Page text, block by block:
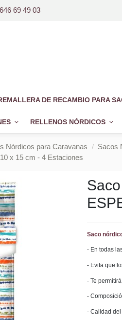
69 49 03
DE RECAMBIO PARA
RELLENOS NÓRDICOS
Nórdicos para Caravanas Sacos
x 15 cm - 4 Estaciones
Saco
- En todas
- Evita que
- Te
-
- Calidad del